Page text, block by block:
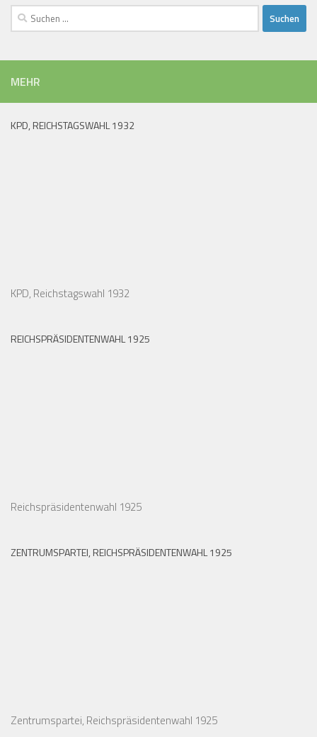
Suchen
nach:
MEHR
KPD, REICHSTAGSWAHL 1932
KPD, Reichstagswahl 1932
Reichspräsidentenwahl 1925
Zentrumspartei, Reichspräsidentenwahl 1925